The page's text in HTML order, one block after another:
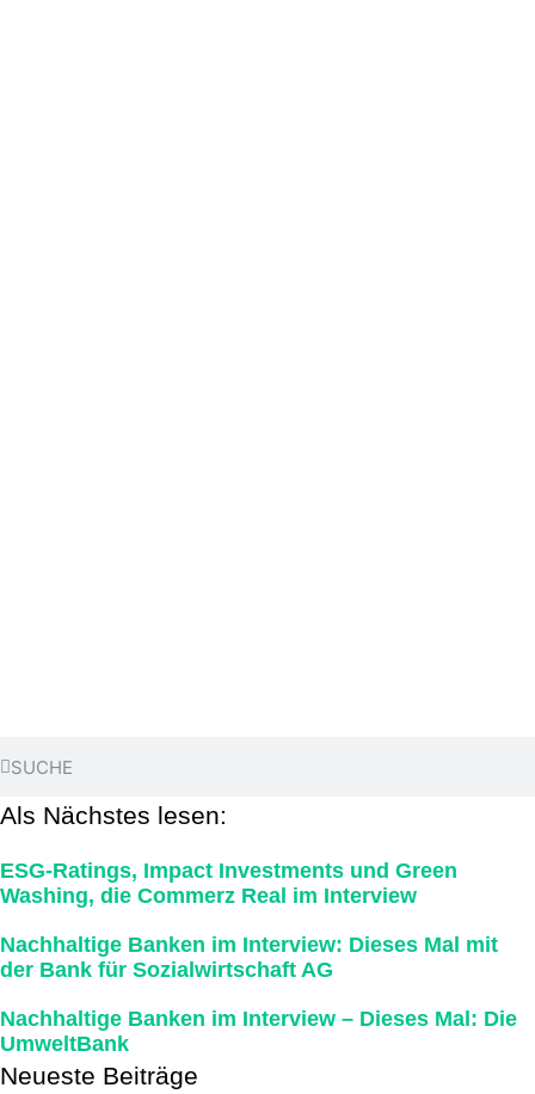
Als Nächstes lesen:
ESG-Ratings, Impact Investments und Green
Washing, die Commerz Real im Interview
Nachhaltige Banken im Interview: Dieses Mal mit
der Bank für Sozialwirtschaft AG
Nachhaltige Banken im Interview – Dieses Mal: Die
UmweltBank
Neueste Beiträge